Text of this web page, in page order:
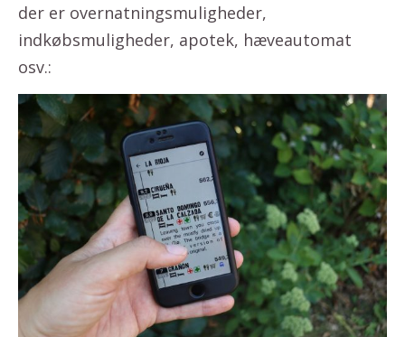
der er overnatningsmuligheder,
indkøbsmuligheder, apotek, hæveautomat
osv.: